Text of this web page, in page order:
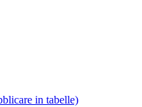
in tabelle)